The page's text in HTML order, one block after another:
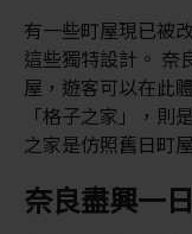
有一些町屋現已被
這些獨特設計。 奈
屋，遊客可以在此
「格子之家」，則
之家是仿照舊日町
奈良盡興一